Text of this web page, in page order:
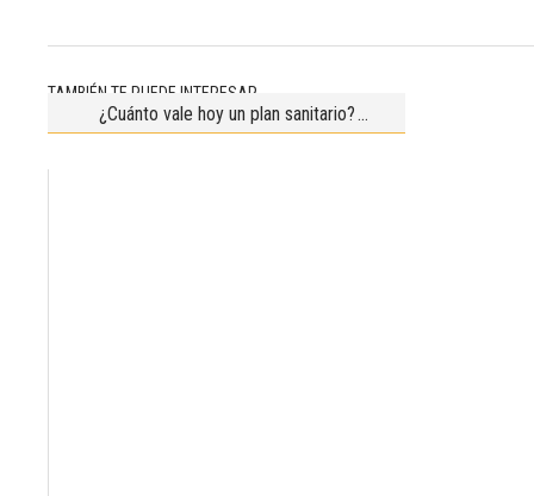
TAMBIÉN TE PUEDE INTERESAR
¿Cuánto vale hoy un plan sanitario?